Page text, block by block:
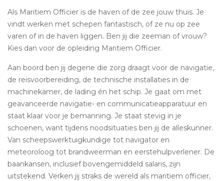
Als Maritiem Officier is de haven of de zee jouw thuis. Je
vindt werken met schepen fantastisch, of ze nu op zee
varen of in de haven liggen. Ben jij die zeeman of vrouw?
Kies dan voor de opleiding Maritiem Officier.
Aan boord ben jij degene die zorg draagt voor de navigatie,
de reisvoorbereiding, de technische installaties in de
machinekamer, de lading én het schip. Je gaat om met
geavanceerde navigatie- en communicatieapparatuur en
staat klaar voor je bemanning. Je staat stevig in je
schoenen, want tijdens noodsituaties ben jij de alleskunner.
Van scheepswerktuigkundige tot navigator en
meteoroloog tot brandweerman en eerstehulpverlener. De
baankansen, inclusief bovengemiddeld salaris, zijn
uitstekend. Verken jij straks de wereld als maritiem officier,